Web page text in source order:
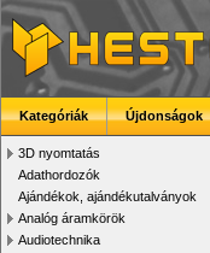
Kategóriák Újdonságok
3D nyomtatás
Adathordozók
Ajándékok, ajándékutalványok
Analóg áramkörök
Audiotechnika